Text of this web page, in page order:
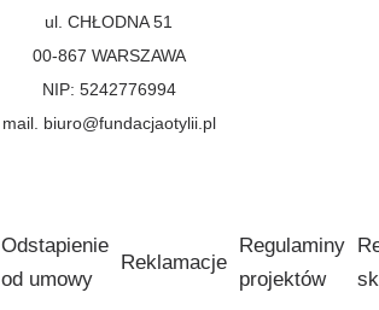
ul. CHŁODNA 51
00-867 WARSZAWA
NIP: 5242776994
mail. biuro@fundacjaotylii.pl
Odstapienie
od umowy
Reklamacje
Regulaminy
projektów